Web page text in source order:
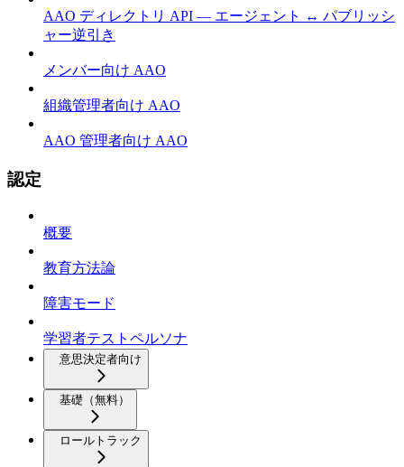
AAO ディレクトリ API — エージェント ↔ パブリッシ
ャー逆引き
メンバー向け AAO
組織管理者向け AAO
AAO 管理者向け AAO
認定
概要
教育方法論
障害モード
学習者テストペルソナ
意思決定者向け
基礎（無料）
ロールトラック